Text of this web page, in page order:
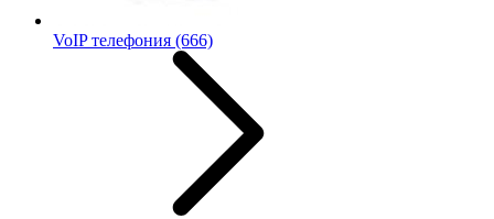
VoIP телефония (666)